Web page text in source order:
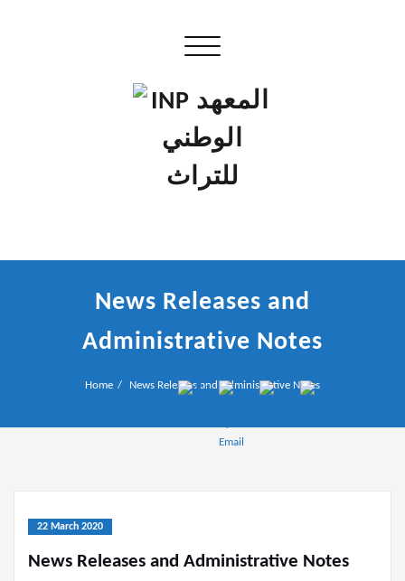
Toggle navigation
INP المعهد الوطني للتراث
News Releases and
Administrative Notes
Home News Releases and Administrative Notes
22 March 2020
News Releases and Administrative Notes